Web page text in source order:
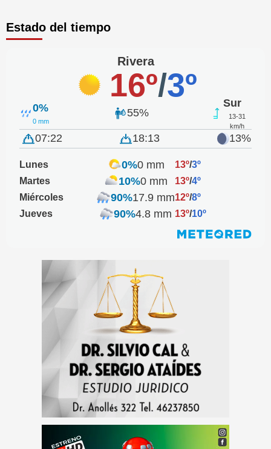
Estado del tiempo
Rivera
16º/3º
0%
0 mm
55%
Sur
13-31
km/h
07:22 18:13 13%
Lunes 0%0 mm 13º/3º
Martes
10%0 mm 13º/4º
Miércoles
90%17.9 mm12º/8º
Jueves
90%4.8 mm 13º/10º